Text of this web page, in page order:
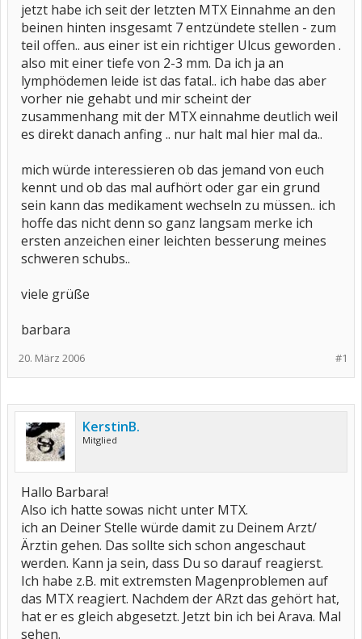
jetzt habe ich seit der letzten MTX Einnahme an den
beinen hinten insgesamt 7 entzündete stellen - zum
teil offen.. aus einer ist ein richtiger Ulcus geworden .
also mit einer tiefe von 2-3 mm. Da ich ja an
lymphödemen leide ist das fatal.. ich habe das aber
vorher nie gehabt und mir scheint der
zusammenhang mit der MTX einnahme deutlich weil
es direkt danach anfing .. nur halt mal hier mal da..
mich würde interessieren ob das jemand von euch
kennt und ob das mal aufhört oder gar ein grund
sein kann das medikament wechseln zu müssen.. ich
hoffe das nicht denn so ganz langsam merke ich
ersten anzeichen einer leichten besserung meines
schweren schubs..
viele grüße
barbara
#1
20. März 2006
KerstinB.
Mitglied
Hallo Barbara!
Also ich hatte sowas nicht unter MTX.
ich an Deiner Stelle würde damit zu Deinem Arzt/
Ärztin gehen. Das sollte sich schon angeschaut
werden. Kann ja sein, dass Du so darauf reagierst.
Ich habe z.B. mit extremsten Magenproblemen auf
das MTX reagiert. Nachdem der ARzt das gehört hat,
hat er es gleich abgesetzt. Jetzt bin ich bei Arava. Mal
sehen.